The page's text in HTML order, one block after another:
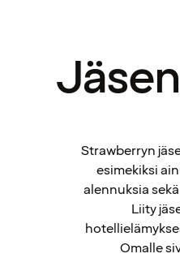
Strawberryn
esimekiksi
alennuksia
Liity
Omalle